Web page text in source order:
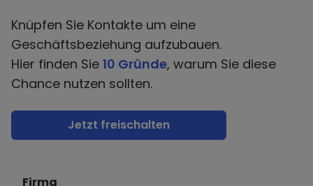
Knüpfen Sie Kontakte um eine
Geschäftsbeziehung aufzubauen.
Hier finden Sie 10 Gründe, warum Sie diese
Chance nutzen sollten.
Jetzt freischalten
Firma